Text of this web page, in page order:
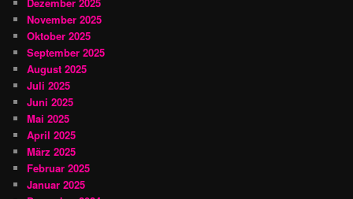
November 2025
Oktober 2025
September 2025
August 2025
Juli 2025
Juni 2025
Mai 2025
April 2025
März 2025
Februar 2025
Januar 2025